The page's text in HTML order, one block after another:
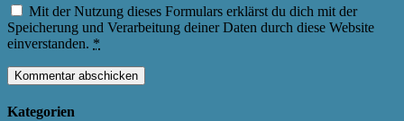
Mit der Nutzung dieses Formulars erklärst du dich mit der
Speicherung und Verarbeitung deiner Daten durch diese Website
einverstanden. *
Kategorien